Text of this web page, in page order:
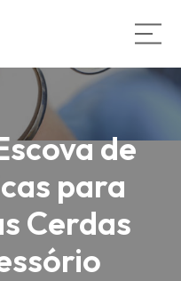
de
para
Cerdas